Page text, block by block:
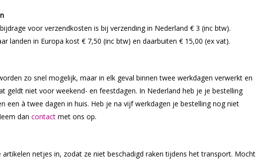
voor verzendkosten is bij verzending in Nederland € 3 (inc btw).
landen in Europa kost € 7,50 (inc btw) en daarbuiten € 15,00 (ex vat).
zo snel mogelijk, maar in elk geval binnen twee werkdagen verwerkt en
geldt niet voor weekend- en feestdagen. In Nederland heb je je bestelling
een à twee dagen in huis. Heb je na vijf werkdagen je bestelling nog niet
dancontact met ons op.
artikelen netjes in, zodat ze niet beschadigd raken tijdens het transport. Mocht